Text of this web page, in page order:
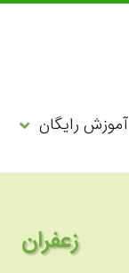
آموزش رایگان
زعفران